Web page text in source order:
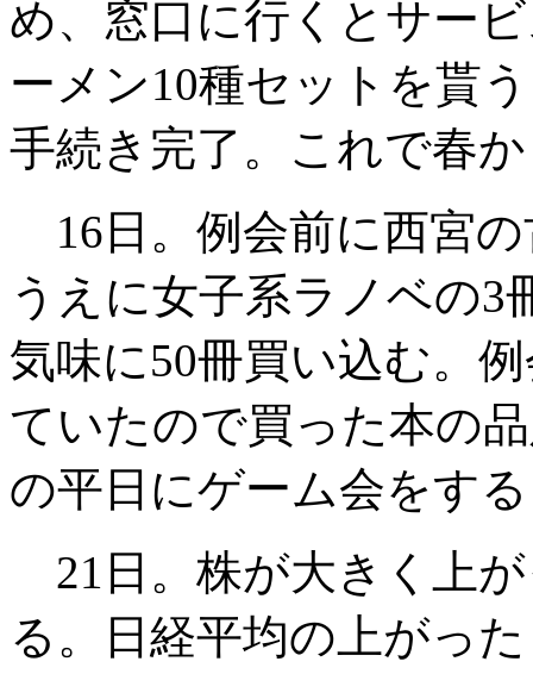
め、窓口に行くとサー
ーメン10種セットを貰
手続き完了。これで春
16日。例会前に西宮
うえに女子系ラノベの3
気味に50冊買い込む。
ていたので買った本の
の平日にゲーム会をす
21日。株が大きく上
る。日経平均の上がっ